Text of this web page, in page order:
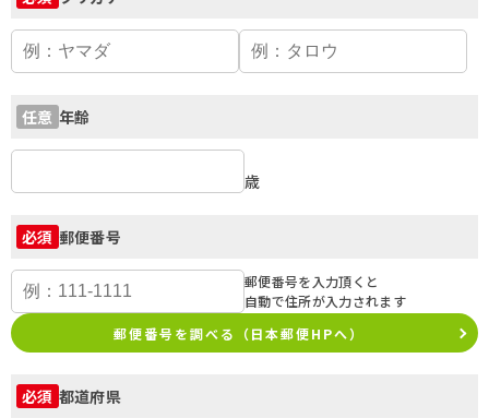
任意 年齢
歳
必須 郵便番号
郵便番号を入力頂くと
自動で住所が入力されます
郵便番号を調べる（日本郵便HPへ）
必須 都道府県